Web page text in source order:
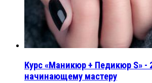
Курс «Маникюр + Педикюр S» -
начинающему мастеру